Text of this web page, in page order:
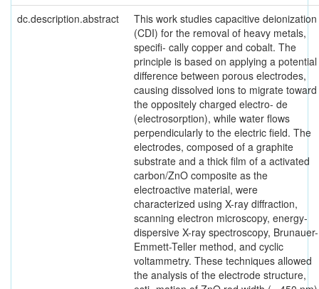
dc.description.abstract
This work studies capacitive deionization
(CDI) for the removal of heavy metals,
specifi- cally copper and cobalt. The
principle is based on applying a potential
difference between porous electrodes,
causing dissolved ions to migrate toward
the oppositely charged electro- de
(electrosorption), while water flows
perpendicularly to the electric field. The
electrodes, composed of a graphite
substrate and a thick film of a activated
carbon/ZnO composite as the
electroactive material, were
characterized using X-ray diffraction,
scanning electron microscopy, energy-
dispersive X-ray spectroscopy, Brunauer-
Emmett-Teller method, and cyclic
voltammetry. These techniques allowed
the analysis of the electrode structure,